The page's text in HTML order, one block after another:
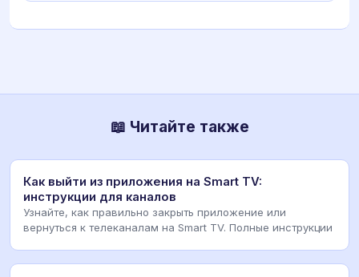
📖 Читайте также
Как выйти из приложения на Smart TV:
инструкции для каналов
Узнайте, как правильно закрыть приложение или
вернуться к телеканалам на Smart TV. Полные инструкции